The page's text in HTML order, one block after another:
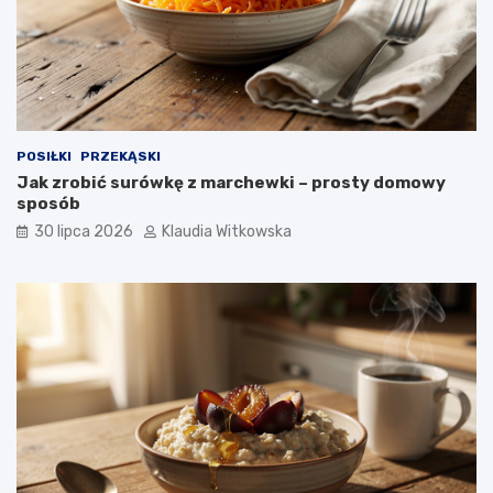
o
k
u
POSIŁKI PRZEKĄSKI
Jak zrobić surówkę z marchewki – prosty domowy
sposób
30 lipca 2026 Klaudia Witkowska